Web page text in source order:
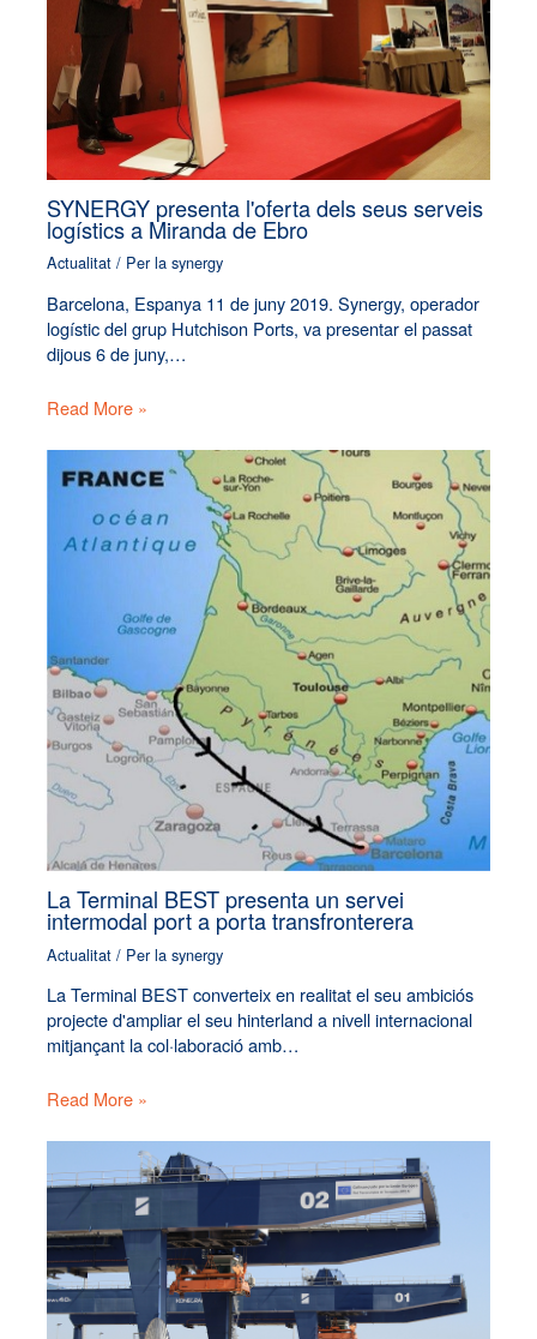
SYNERGY presenta l'oferta dels seus serveis
logístics a Miranda de Ebro
Actualitat / Per la synergy
Barcelona, Espanya 11 de juny 2019. Synergy, operador
logístic del grup Hutchison Ports, va presentar el passat
dijous 6 de juny,…
Read More »
La Terminal BEST presenta un servei
intermodal port a porta transfronterera
Actualitat / Per la synergy
La Terminal BEST converteix en realitat el seu ambiciós
projecte d'ampliar el seu hinterland a nivell internacional
mitjançant la col·laboració amb…
Read More »